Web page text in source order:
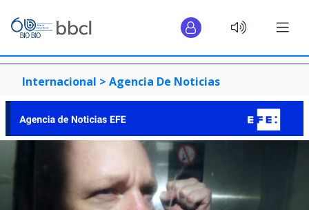
Internacional > Agencia De Noticias